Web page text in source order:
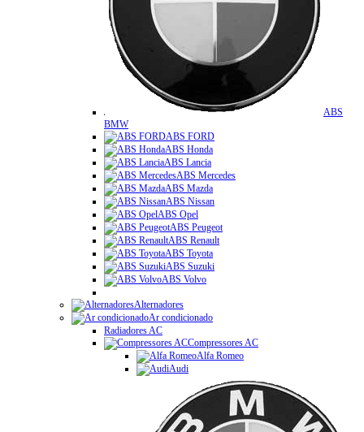
ABS
BMW
ABS FORD
ABS Honda
ABS Lancia
ABS Mercedes
ABS Mazda
ABS Nissan
ABS Opel
ABS Peugeot
ABS Renault
ABS Toyota
ABS Suzuki
ABS Volvo
Alternadores
Ar condicionado
Radiadores AC
Compressores AC
Alfa Romeo
Audi